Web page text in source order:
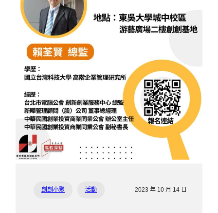
創創小聚 活動 2023 年 10 月 14 日